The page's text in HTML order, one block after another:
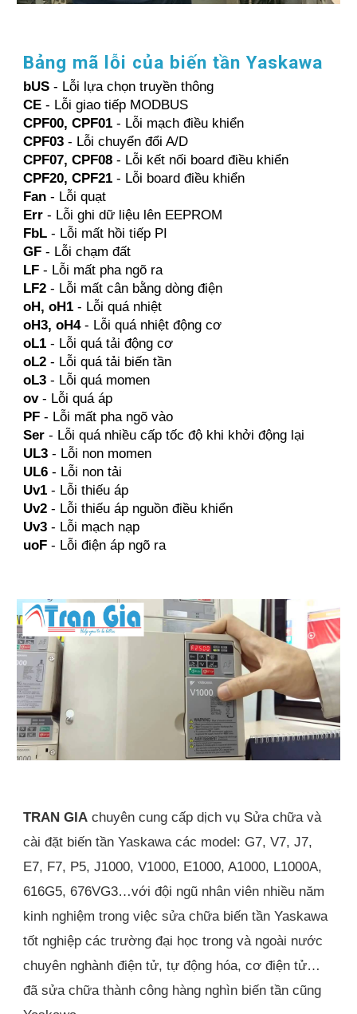
Bảng mã lỗi của biến tần Yaskawa
bUS - Lỗi lựa chọn truyền thông
CE - Lỗi giao tiếp MODBUS
CPF00, CPF01 - Lỗi mạch điều khiển
CPF03 - Lỗi chuyển đổi A/D
CPF07, CPF08 - Lỗi kết nối board điều khiển
CPF20, CPF21 - Lỗi board điều khiển
Fan - Lỗi quạt
Err - Lỗi ghi dữ liệu lên EEPROM
FbL - Lỗi mất hồi tiếp PI
GF - Lỗi chạm đất
LF - Lỗi mất pha ngõ ra
LF2 - Lỗi mất cân bằng dòng điện
oH, oH1 - Lỗi quá nhiệt
oH3, oH4- Lỗi quá nhiệt động cơ
oL1 - Lỗi quá tải động cơ
oL2 - Lỗi quá tải biến tần
oL3 - Lỗi quá momen
ov- Lỗi quá áp
PF - Lỗi mất pha ngõ vào
Ser - Lỗi quá nhiều cấp tốc độ khi khởi động lại
UL3 - Lỗi non momen
UL6 - Lỗi non tải
Uv1 - Lỗi thiếu áp
Uv2 - Lỗi thiếu áp nguồn điều khiển
Uv3 - Lỗi mạch nạp
uoF - Lỗi điện áp ngõ ra
TRAN GIA chuyên cung cấp dịch vụ Sửa chữa và
cài đặt biến tần Yaskawa các model: G7, V7, J7,
E7, F7, P5, J1000, V1000, E1000, A1000, L1000A,
616G5, 676VG3…với đội ngũ nhân viên nhiều năm
kinh nghiệm trong việc sửa chữa biến tần Yaskawa
tốt nghiệp các trường đại học trong và ngoài nước
chuyên nghành điện tử, tự động hóa, cơ điện tử…
đã sửa chữa thành công hàng nghìn biến tần cũng